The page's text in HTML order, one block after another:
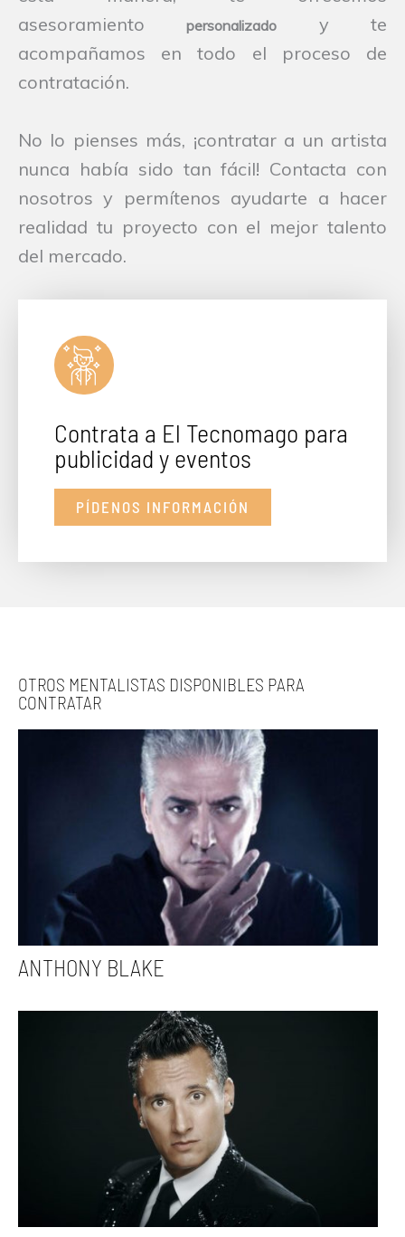
asesoramientopersonalizado
y te
acompañamos en todo el proceso de
contratación.
No lo pienses más, ¡contratar a un artista
nunca había sido tan fácil! Contacta con
nosotros y permítenos ayudarte a hacer
realidad tu proyecto con el mejor talento
del mercado.
Contrata a El Tecnomago para
publicidad y eventos
PÍDENOS INFORMACIÓN
OTROS MENTALISTAS DISPONIBLES PARA
CONTRATAR
ANTHONY BLAKE